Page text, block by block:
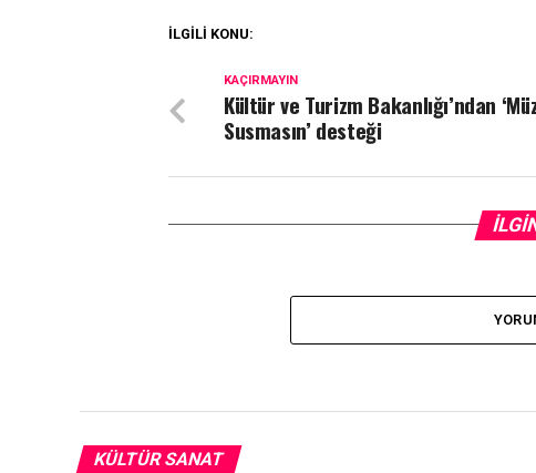
İLGİLİ KONU:
KAÇIRMAYIN
Kültür ve Turizm Bakanlığı’ndan
Susmasın’ desteği
KÜLTÜR SANAT